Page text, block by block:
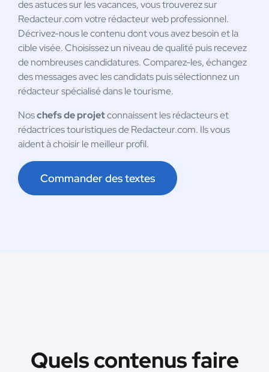
des astuces sur les vacances, vous trouverez sur
Redacteur.com votre rédacteur web professionnel.
Décrivez-nous le contenu dont vous avez besoin et la
cible visée. Choisissez un niveau de qualité puis recevez
de nombreuses candidatures. Comparez-les, échangez
des messages avec les candidats puis sélectionnez un
rédacteur spécialisé dans le tourisme.
Noschefs de projetconnaissent les rédacteurs et
rédactrices touristiques de Redacteur.com. Ils vous
aident à choisir le meilleur profil.
Commander des textes
Quels contenus faire